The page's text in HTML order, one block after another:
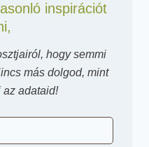
inspirációt
hogy semmi
más dolgod, mint
az adataid!